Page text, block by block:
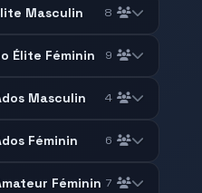
Masculin 8
Élite Féminin 9
Masculin 4
Féminin 6
Féminin 7